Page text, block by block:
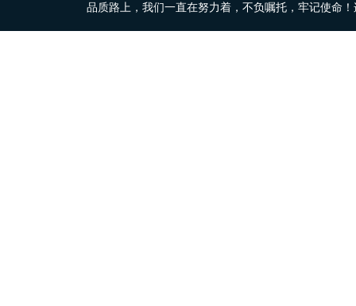
品质路上，我们一直在努力着，不负嘱托，牢记使命